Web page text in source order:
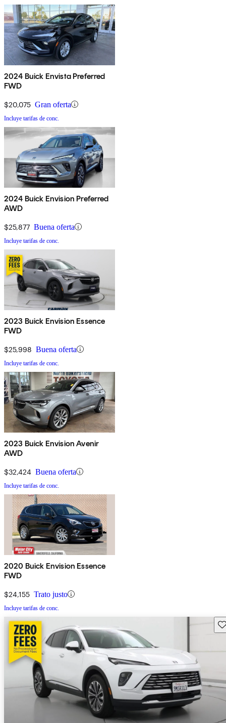
2024 Buick Envista Preferred
FWD
$20,075 Gran oferta
Incluye tarifas de conc.
2024 Buick Envision Preferred
AWD
$25,877 Buena oferta
Incluye tarifas de conc.
2023 Buick Envision Essence
FWD
$25,998 Buena oferta
Incluye tarifas de conc.
2023 Buick Envision Avenir
AWD
$32,424 Buena oferta
Incluye tarifas de conc.
2020 Buick Envision Essence
FWD
$24,155 Trato justo
Incluye tarifas de conc.